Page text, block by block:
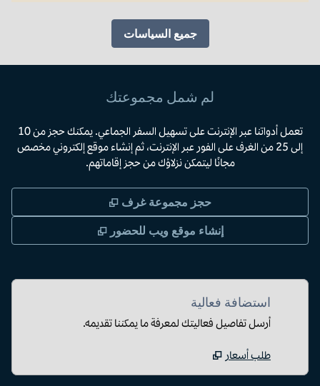
جميع السياسات
لم شمل مجموعتك
تعمل أدواتنا عبر الإنترنت على تسهيل السفر الجماعي. يمكنك حجز من 10
إلى 25 من الغرف على الفور عبر الإنترنت، ثم إنشاء موقع إلكتروني مخصص
مجانًا ليتمكن نزلاؤك من حجز إقاماتهم.
حجز مجموعة غرف
إنشاء موقع ويب للحضور
استضافة فعالية
أرسل تفاصيل فعاليتك لمعرفة ما يمكننا تقديمه.
طلب أسعار